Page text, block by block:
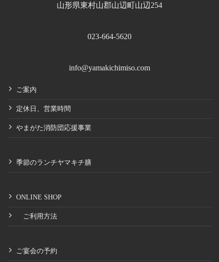
山形県東村山郡山辺町山辺254
023-664-5620
info@yamakichimiso.com
ご案内
定休日、営業時間
やまがた消防団応援事業
季節のランチヤマキチ膳
ONLINE SHOP
ご利用方法
ご宴会の予約